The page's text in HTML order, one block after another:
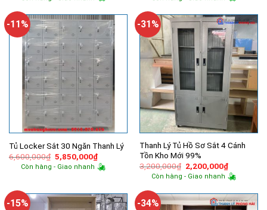
là:
tại
4,300,000₫.
là:
tại
-11%
Tủ Locker Sắt 30 Ngăn Thanh Lý
6,600,000₫ Giá
gốc
là:
5,850,000₫Giá
hiện
tại
Còn hàng - Giao nhanh
-31%
Thanh Lý Tủ Hồ Sơ Sắt 4 Cánh
Tồn Kho Mới 99%
3,200,000₫ Giá
gốc
là:
2,200,000₫Giá
hiện
tại
Còn hàng - Giao nhanh
-15% -34%